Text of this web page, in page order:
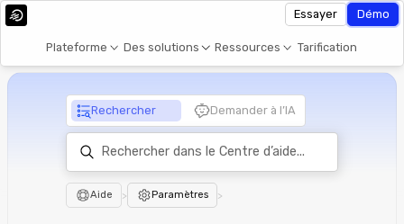
Plateforme Des solutions Ressources Tarification
Essayer Démo
Rechercher Demander à l’IA
Aide > Paramètres >